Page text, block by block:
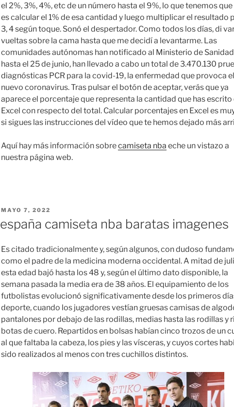
el 2%, 3%, 4%, etc de un número hasta el 9%, lo que tenemos
es calcular el 1% de esa cantidad y luego multiplicar el resultado
3, 4 según toque. Sonó el despertador. Como todos los días, di
vueltas sobre la cama hasta que me decidí a levantarme. Las
comunidades autónomas han notificado al Ministerio de
hasta el 25 de junio, han llevado a cabo un total de 3.470.130
diagnósticas PCR para la covid-19, la enfermedad que provoca el
nuevo coronavirus. Tras pulsar el botón de aceptar, verás que ya
aparece el porcentaje que representa la cantidad que has escrito
Excel con respecto del total. Calcular porcentajes en Excel es
si sigues las instrucciones del vídeo que te hemos dejado más
Aquí hay más información sobrecamiseta nba eche un vistazo a
nuestra página web.
PUBLICADO
MAYO 7, 2022
españa camiseta nba baratas imagenes
Es citado tradicionalmente y, según algunos, con dudoso
como el padre de la medicina moderna occidental. A mitad de
esta edad bajó hasta los 48 y, según el último dato disponible, la
semana pasada la media era de 38 años. El equipamiento de los
futbolistas evolucionó significativamente desde los primeros
deporte, cuando los jugadores vestían gruesas camisas de
pantalones por debajo de las rodillas, medias hasta las rodillas y
botas de cuero. Repartidos en bolsas habían cinco trozos de un
al que faltaba la cabeza, los pies y las vísceras, y cuyos cortes
sido realizados al menos con tres cuchillos distintos.